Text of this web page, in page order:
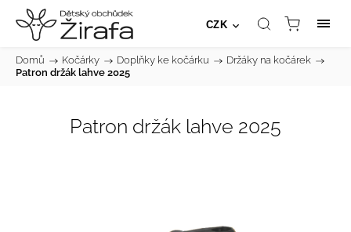
CZK
Domů / Kočárky / Doplňky ke kočárku / Držáky na kočárek /
Patron držák lahve 2025
Patron držák lahve 2025